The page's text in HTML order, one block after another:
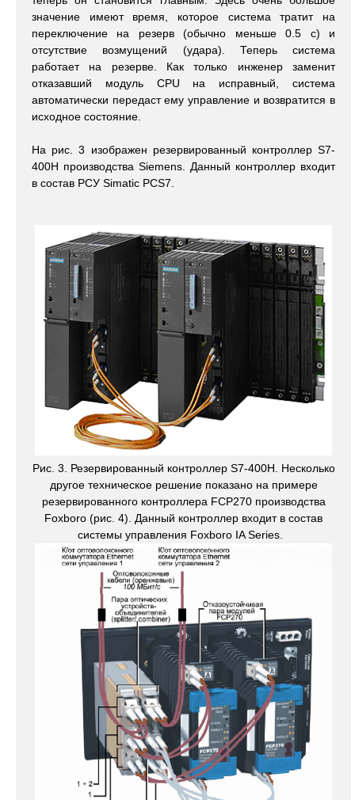
значение имеют время, которое система тратит на
переключение на резерв (обычно меньше 0.5 с) и
отсутствие возмущений (удара). Теперь система
работает на резерве. Как только инженер заменит
отказавший модуль CPU на исправный, система
автоматически передаст ему управление и возвратится в
исходное состояние.
На рис. 3 изображен резервированный контроллер S7-
400H производства Siemens. Данный контроллер входит
в состав РСУ Simatic PCS7.
Рис. 3. Резервированный контроллер S7-400H. Несколько
другое техническое решение показано на примере
резервированного контроллера FCP270 производства
Foxboro (рис. 4). Данный контроллер входит в состав
системы управления Foxboro IA Series.